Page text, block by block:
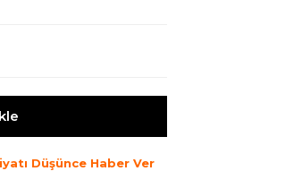
Düşünce Haber Ver